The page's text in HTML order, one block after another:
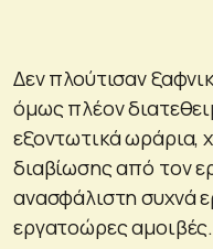
Δεν πλούτισαν
όμως πλέον
εξοντωτικά ωράρια,
διαβίωσης από τον
ανασφάλιστη συχνά
εργατοώρες αμοιβές.